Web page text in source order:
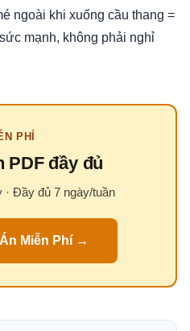
ngoài khi xuống cầu thang =
mạnh, không phải nghỉ
PHÍ
PDF đầy đủ
· Đầy đủ 7 ngày/tuần
Miễn Phí →